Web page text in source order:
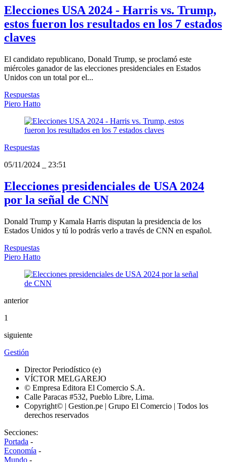
Elecciones USA 2024 - Harris vs. Trump,
estos fueron los resultados en los 7 estados
claves
El candidato republicano, Donald Trump, se proclamó este
miércoles ganador de las elecciones presidenciales en Estados
Unidos con un total por el...
Respuestas
Piero Hatto
Respuestas
05/11/2024
23:51
Elecciones presidenciales de USA 2024
por la señal de CNN
Donald Trump y Kamala Harris disputan la presidencia de los
Estados Unidos y tú lo podrás verlo a través de CNN en español.
Respuestas
Piero Hatto
anterior
1
siguiente
Gestión
Director Periodístico (e)
VÍCTOR MELGAREJO
© Empresa Editora El Comercio S.A.
Calle Paracas #532, Pueblo Libre, Lima.
Copyright© | Gestion.pe | Grupo El Comercio | Todos los
derechos reservados
Secciones:
Portada -
Economía -
Mundo -